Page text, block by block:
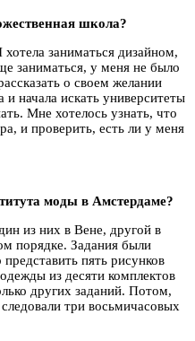
школа?
заниматься дизайном,
заниматься, у меня не было
о своем желании
начала искать университеты
Мне хотелось узнать, что
и проверить, есть ли у меня
моды в Амстердаме?
из них в Вене, другой в
порядке. Задания были
пять рисунков
из десяти комплектов
других заданий. Потом,
три восьмичасовых